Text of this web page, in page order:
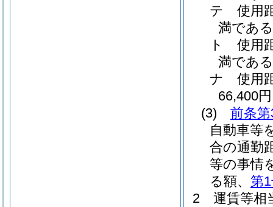
テ
使用
満であ
ト
使用
満であ
ナ
使用
66,400円
(3)
前条
自動車等
合の通勤
等の事情
る額、 第
2
運賃等相